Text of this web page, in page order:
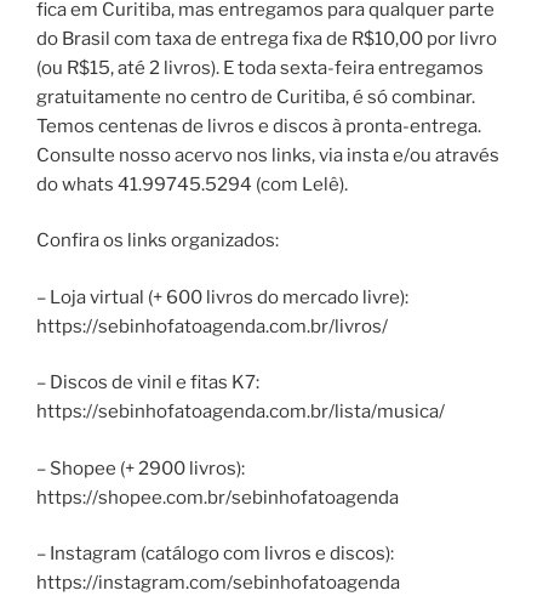
fica em Curitiba, mas entregamos para qualquer parte
do Brasil com taxa de entrega fixa de R$10,00 por livro
(ou R$15, até 2 livros). E toda sexta-feira entregamos
gratuitamente no centro de Curitiba, é só combinar.
Temos centenas de livros e discos à pronta-entrega.
Consulte nosso acervo nos links, via insta e/ou através
do whats 41.99745.5294 (com Lelê).
Confira os links organizados:
– Loja virtual (+ 600 livros do mercado livre):
https://sebinhofatoagenda.com.br/livros/
– Discos de vinil e fitas K7:
https://sebinhofatoagenda.com.br/lista/musica/
– Shopee (+ 2900 livros):
https://shopee.com.br/sebinhofatoagenda
– Instagram (catálogo com livros e discos):
https://instagram.com/sebinhofatoagenda